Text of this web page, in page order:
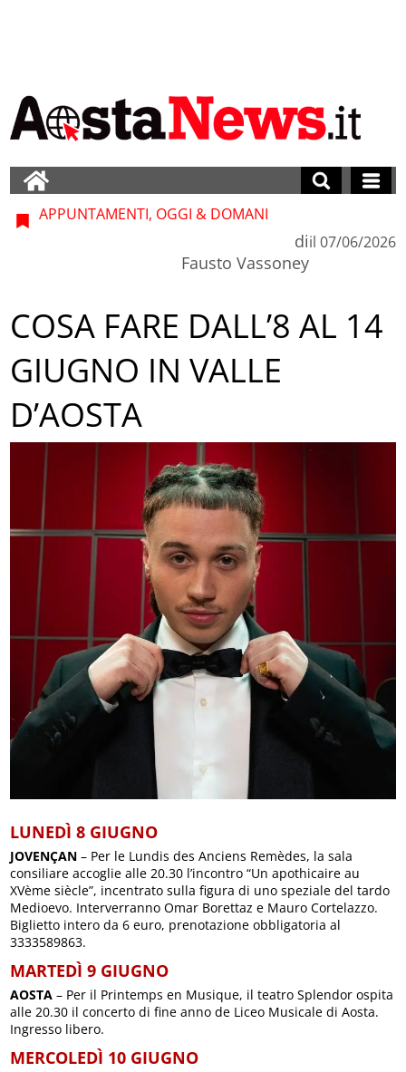
APPUNTAMENTI, OGGI & DOMANI
di
Fausto Vassoney
il 07/06/2026
COSA FARE DALL’8 AL 14
GIUGNO IN VALLE
D’AOSTA
LUNEDÌ 8 GIUGNO
JOVENÇAN – Per le Lundis des Anciens Remèdes, la sala
consiliare accoglie alle 20.30 l’incontro “Un apothicaire au
XVème siècle”, incentrato sulla figura di uno speziale del tardo
Medioevo. Interverranno Omar Borettaz e Mauro Cortelazzo.
Biglietto intero da 6 euro, prenotazione obbligatoria al
3333589863.
MARTEDÌ 9 GIUGNO
AOSTA – Per il Printemps en Musique, il teatro Splendor ospita
alle 20.30 il concerto di fine anno de Liceo Musicale di Aosta.
Ingresso libero.
MERCOLEDÌ 10 GIUGNO